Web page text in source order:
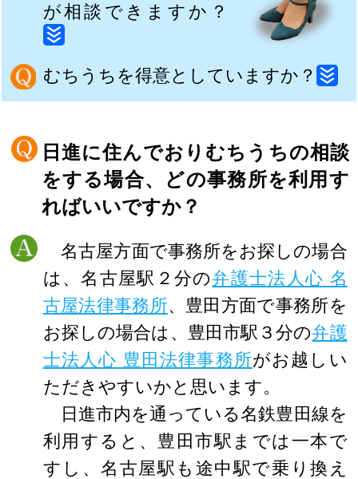
が相談できますか？
むちうちを得意としていますか？
日進に住んでおりむちうちの相談
をする場合、どの事務所を利用す
ればいいですか？
名古屋方面で事務所をお探しの場合
は、名古屋駅２分の弁護士法人心 名
古屋法律事務所、豊田方面で事務所を
お探しの場合は、豊田市駅３分の弁護
士法人心 豊田法律事務所がお越しい
ただきやすいかと思います。
日進市内を通っている名鉄豊田線を
利用すると、豊田市駅までは一本で
すし、名古屋駅も途中駅で乗り換え